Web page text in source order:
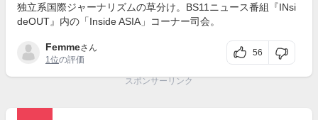
独立系国際ジャーナリズムの草分け。BS11ニュース番組『INsi
deOUT』内の「Inside ASIA」コーナー司会。
Femmeさん
1位の評価
56
スポンサーリンク